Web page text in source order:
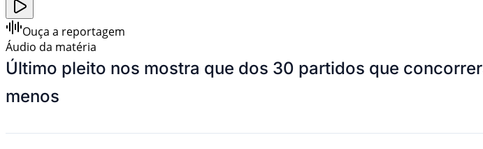
Ouça a reportagem
Áudio da matéria
Último pleito nos mostra que dos 30 partidos que
menos